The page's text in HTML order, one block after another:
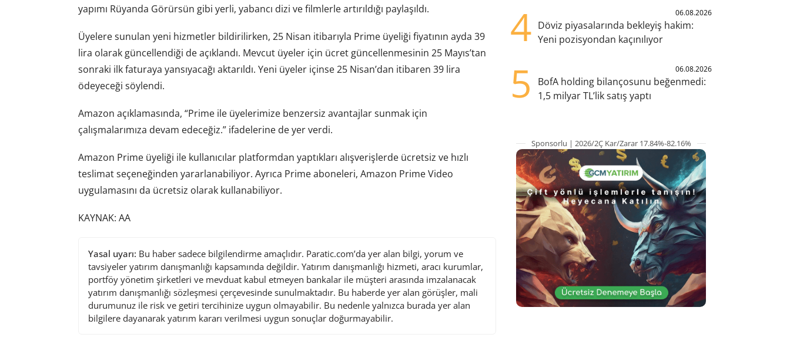
yapımı Rüyanda Görürsün gibi yerli, yabancı dizi ve filmlerle artırıldığı paylaşıldı.
Üyelere sunulan yeni hizmetler bildirilirken, 25 Nisan itibarıyla Prime üyeliği fiyatının ayda 39
lira olarak güncellendiği de açıklandı. Mevcut üyeler için ücret güncellenmesinin 25 Mayıs’tan
sonraki ilk faturaya yansıyacağı aktarıldı. Yeni üyeler içinse 25 Nisan’dan itibaren 39 lira
ödeyeceği söylendi.
Amazon açıklamasında, “Prime ile üyelerimize benzersiz avantajlar sunmak için
çalışmalarımıza devam edeceğiz.” ifadelerine de yer verdi.
Amazon Prime üyeliği ile kullanıcılar platformdan yaptıkları alışverişlerde ücretsiz ve hızlı
teslimat seçeneğinden yararlanabiliyor. Ayrıca Prime aboneleri, Amazon Prime Video
uygulamasını da ücretsiz olarak kullanabiliyor.
KAYNAK: AA
Yasal uyarı: Bu haber sadece bilgilendirme amaçlıdır. Paratic.com’da yer alan bilgi, yorum ve
tavsiyeler yatırım danışmanlığı kapsamında değildir. Yatırım danışmanlığı hizmeti, aracı kurumlar,
portföy yönetim şirketleri ve mevduat kabul etmeyen bankalar ile müşteri arasında imzalanacak
yatırım danışmanlığı sözleşmesi çerçevesinde sunulmaktadır. Bu haberde yer alan görüşler, mali
durumunuz ile risk ve getiri tercihinize uygun olmayabilir. Bu nedenle yalnızca burada yer alan
bilgilere dayanarak yatırım kararı verilmesi uygun sonuçlar doğurmayabilir.
4 06.08.2026
Döviz piyasalarında bekleyiş hakim:
Yeni pozisyondan kaçınılıyor
5 06.08.2026
BofA holding bilançosunu beğenmedi:
1,5 milyar TL’lik satış yaptı
Sponsorlu | 2026/2Ç Kar/Zarar 17.84%-82.16%